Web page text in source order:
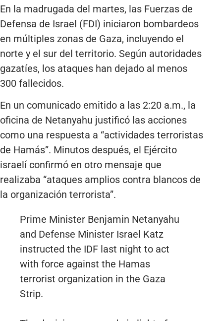
En la madrugada del martes, las Fuerzas de
Defensa de Israel (FDI) iniciaron bombardeos
en múltiples zonas de Gaza, incluyendo el
norte y el sur del territorio. Según autoridades
gazatíes, los ataques han dejado al menos
300 fallecidos.
En un comunicado emitido a las 2:20 a.m., la
oficina de Netanyahu justificó las acciones
como una respuesta a “actividades terroristas
de Hamás”. Minutos después, el Ejército
israelí confirmó en otro mensaje que
realizaba “ataques amplios contra blancos de
la organización terrorista”.
Prime Minister Benjamin Netanyahu
and Defense Minister Israel Katz
instructed the IDF last night to act
with force against the Hamas
terrorist organization in the Gaza
Strip.